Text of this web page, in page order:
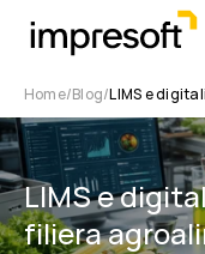
Home Blog LIMS e
LIMS e
filiera